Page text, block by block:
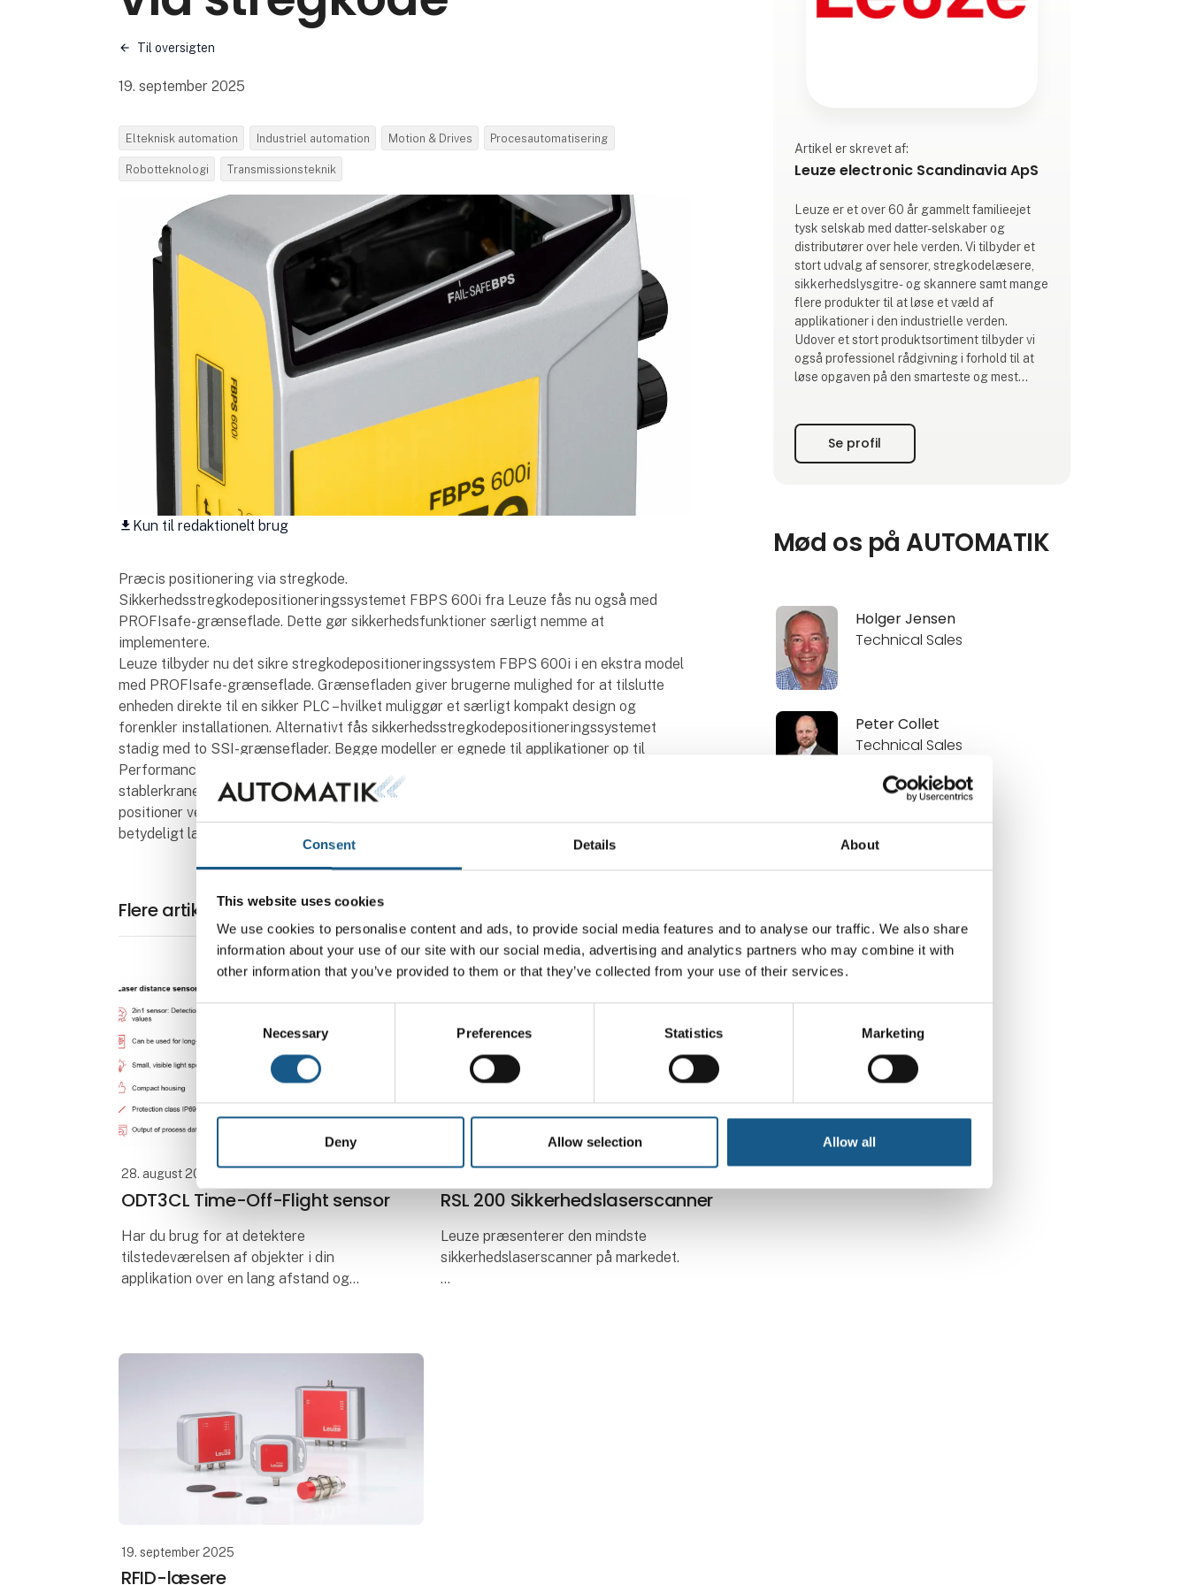
Consent Details About
This website uses cookies
We use cookies to personalise content and ads, to provide social media features and to analyse our traffic. We also share
information about your use of our site with our social media, advertising and analytics partners who may combine it with
other information that you’ve provided to them or that they’ve collected from your use of their services.
Consent
Necessary Preferences Statistics Marketing
Deny Allow selection Allow all
Til oversigten
19. september 2025
Elteknisk automation Industriel automation Motion & Drives Procesautomatisering
Robotteknologi Transmissionsteknik
download Kun til redaktionelt brug
Præcis positionering via stregkode.
Sikkerhedsstregkodepositioneringssystemet FBPS 600i fra Leuze fås nu også med
PROFIsafe-grænseflade. Dette gør sikkerhedsfunktioner særligt nemme at
implementere.
Leuze tilbyder nu det sikre stregkodepositioneringssystem FBPS 600i i en ekstra model
med PROFIsafe-grænseflade. Grænsefladen giver brugerne mulighed for at tilslutte
enheden direkte til en sikker PLC – hvilket muliggør et særligt kompakt design og
forenkler installationen. Alternativt fås sikkerhedsstregkodepositioneringssystemet
stadig med to SSI-grænseflader. Begge modeller er egnede til applikationer op til
Performance Level e, for eksempel til præcis positionering af kraner, herunder
stablerkraner. En vigtig fordel ved alle enhedmodeller er, at de pålideligt registrerer
positioner ved hjælp af kun én sensor. Systemoperatører drager dermed fordel af
betydeligt lavere integrations- og vedligeholdelsesomkostninger.
Flere artikler fra Leuze electronic Scandinavia ApS
28. august 2024
ODT3CL Time-Off-Flight sensor
Har du brug for at detektere
tilstedeværelsen af objekter i din
applikation over en lang afstand og
RSL 200 Sikkerhedslaserscanner
Leuze præsenterer den mindste
sikkerhedslaserscanner på markedet.
19. september 2025
RFID-læsere
Artikel er skrevet af:
Leuze electronic Scandinavia ApS
Leuze er et over 60 år gammelt familieejet
tysk selskab med datter-selskaber og
distributører over hele verden. Vi tilbyder et
stort udvalg af sensorer, stregkodelæsere,
sikkerhedslysgitre- og skannere samt mange
flere produkter til at løse et væld af
applikationer i den industrielle verden.
Udover et stort produktsortiment tilbyder vi
også professionel rådgivning i forhold til at
løse opgaven på den smarteste og mest
nødvendige service og support.
Se profil
Mød os på AUTOMATIK
Holger Jensen
Technical Sales
Peter Collet
Technical Sales
Heidi Eildal